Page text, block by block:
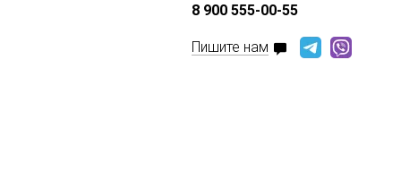
8 900 555-00-55
Пишите нам